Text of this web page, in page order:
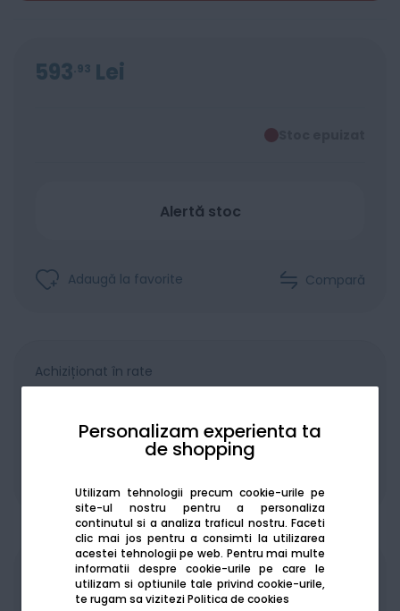
Personalizam experienta ta
de shopping
Utilizam tehnologii precum cookie-urile pe
site-ul nostru pentru a personaliza
continutul si a analiza traficul nostru. Faceti
clic mai jos pentru a consimti la utilizarea
acestei tehnologii pe web. Pentru mai multe
informatii despre cookie-urile pe care le
utilizam si optiunile tale privind cookie-urile,
te rugam sa viziteziPolitica de cookies
593 93 Lei
Alertă stoc
Adaugă la favorite Compară
Achiziționat în rate
Produsele sunt disponibile pe platforma de
achizitii publiceSEAP/SICAP